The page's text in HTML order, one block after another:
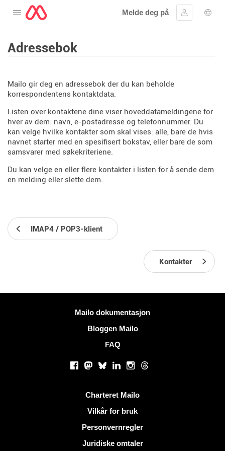
Åpne menyen
Melde deg på
Logg inn
Adressebok
Mailo gir deg en adressebok der du kan beholde
korrespondentens kontaktdata.
Listen over kontaktene dine viser hoveddatameldingene for
hver av dem: navn, e-postadresse og telefonnummer. Du
kan velge hvilke kontakter som skal vises: alle, bare de hvis
navnet starter med en spesifisert bokstav, eller bare de som
samsvarer med søkekriteriene.
Du kan velge en eller flere kontakter i listen for å sende dem
en melding eller slette dem.
IMAP4 / POP3-klient
Kontakter
Mailo dokumentasjon
Bloggen Mailo
FAQ
Facebook
Mastodon
BlueskyLinkedInInstagram
Threads
Charteret Mailo
Vilkår for bruk
Personvernregler
Juridiske omtaler